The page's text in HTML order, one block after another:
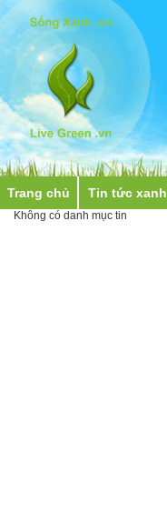
Trang chủ Tin tức xanh
Không có danh mục tin